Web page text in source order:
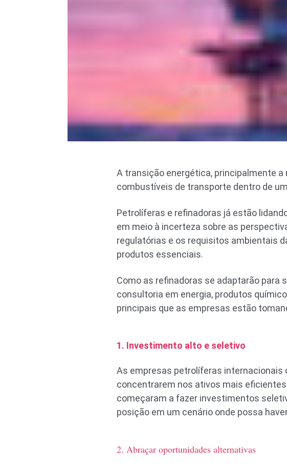
A transição energética, principalmente
combustíveis de transporte dentro de
Petrolíferas e refinadoras já estão
em meio à incerteza sobre as
regulatórias e os requisitos ambientais
produtos essenciais.
Como as refinadoras se adaptarão para
consultoria em energia, produtos
principais que as empresas estão
1. Investimento alto e seletivo
As empresas petrolíferas internacionais
concentrarem nos ativos mais
começaram a fazer investimentos
posição em um cenário onde possa
2. Abraçar oportunidades alternativas